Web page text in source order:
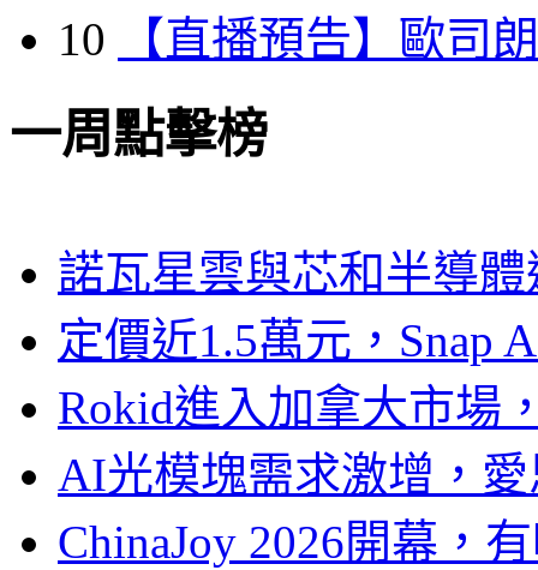
10
【直播預告】歐司
一周點擊榜
諾瓦星雲與芯和半導
定價近1.5萬元，Snap
Rokid進入加拿大市場
AI光模塊需求激增，
ChinaJoy 2026開幕，